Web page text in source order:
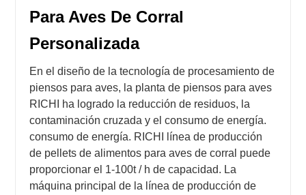
Para Aves De Corral
Personalizada
En el diseño de la tecnología de procesamiento de
piensos para aves, la planta de piensos para aves
RICHI ha logrado la reducción de residuos, la
contaminación cruzada y el consumo de energía.
consumo de energía. RICHI línea de producción
de pellets de alimentos para aves de corral puede
proporcionar el 1-100t / h de capacidad. La
máquina principal de la línea de producción de